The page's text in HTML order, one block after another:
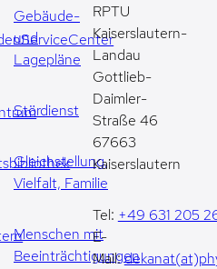
Gebäude-
und
Lagepläne
Stördienst
Gleichstellung,
Vielfalt, Familie
Menschen mit
Beeinträchtigungen
RPTU
Kaiserslautern-
Landau
Gottlieb-
Daimler-
Straße 46
67663
Kaiserslautern
Tel: +49 631 205
E-
Mail: